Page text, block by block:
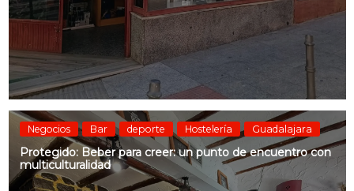
Negocios Bar deporte Hostelería Guadalajara
Protegido: Beber para creer: un punto de encuentro con
multiculturalidad